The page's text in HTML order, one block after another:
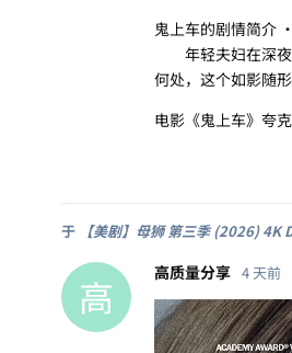
鬼上车的剧情简
年轻夫妇在深夜
何处，这个如影随
电影《鬼上车》夸克
于 【美剧】母狮 第三季 (2026) 4K
高 高质量分享 4 天前